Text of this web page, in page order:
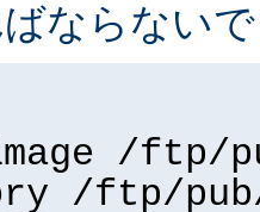
ならない
/ftp/
/ftp/pub/